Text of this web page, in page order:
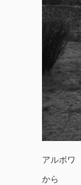
アルボワ
から